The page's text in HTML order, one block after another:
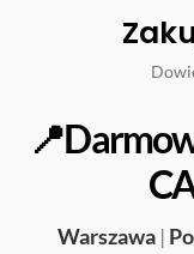
Warszawa |